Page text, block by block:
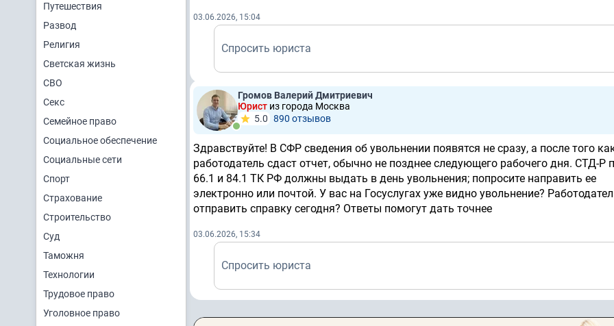
Путешествия
Развод
Религия
Светская жизнь
СВО
Секс
Семейное право
Социальное обеспечение
Социальные сети
Спорт
Страхование
Строительство
Суд
Таможня
Технологии
Трудовое право
Уголовное право
03.06.2026, 15:04
Спросить юриста
Громов Валерий Дмитриевич
Юрист из города Москва
5.0 890 отзывов
Здравствуйте! В СФР сведения об увольнении появятся не сразу, а после того
работодатель сдаст отчет, обычно не позднее следующего рабочего дня. СТД-Р
66.1 и 84.1 ТК РФ должны выдать в день увольнения; попросите направить ее
электронно или почтой. У вас на Госуслугах уже видно увольнение?
отправить справку сегодня? Ответы помогут дать точнее
03.06.2026, 15:34
Спросить юриста